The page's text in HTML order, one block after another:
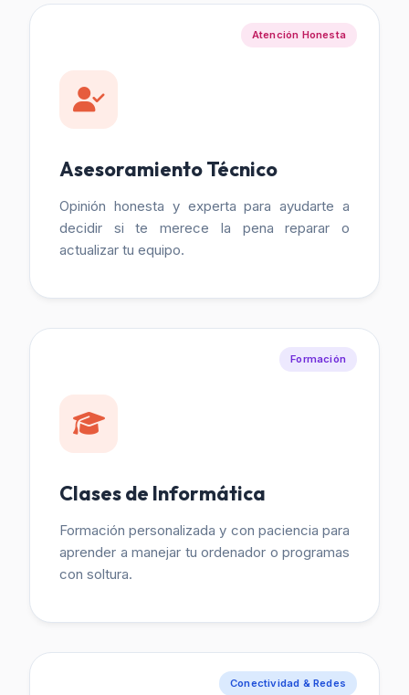
Atención Honesta
Asesoramiento Técnico
Opinión honesta y experta para ayudarte a
decidir si te merece la pena reparar o
actualizar tu equipo.
Formación
Clases de Informática
Formación personalizada y con paciencia para
aprender a manejar tu ordenador o programas
con soltura.
Conectividad & Redes